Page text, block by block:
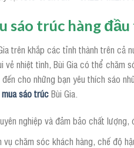
sáo trúc hàng
trên khắp các tỉnh thành trên cả
vẻ nhiệt tình, Bùi Gia có thể
cho những bạn yêu thích sáo
mua sáo trúcBùi Gia.
nghiệp và đảm bảo chất lượng,
chăm sóc khách hàng, chế độ